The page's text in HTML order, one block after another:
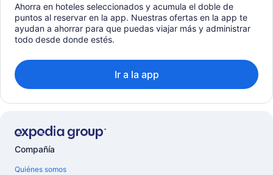
Ahorra en hoteles seleccionados y acumula el doble de
puntos al reservar en la app. Nuestras ofertas en la app te
ayudan a ahorrar para que puedas viajar más y administrar
todo desde donde estés.
Ir a la app
Compañía
Quiénes somos